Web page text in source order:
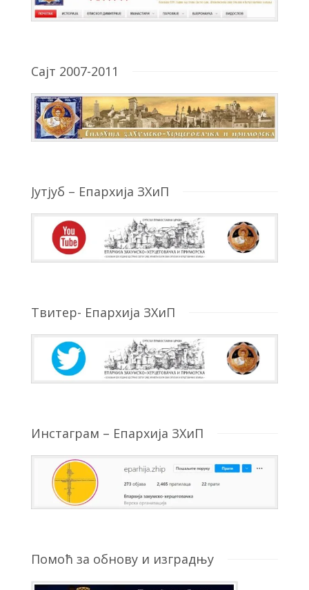
Сајт 2007-2011
Јутјуб – Епархија ЗХиП
Твитер- Епархија ЗХиП
Инстаграм – Епархија ЗХиП
Помоћ за обнову и изградњу